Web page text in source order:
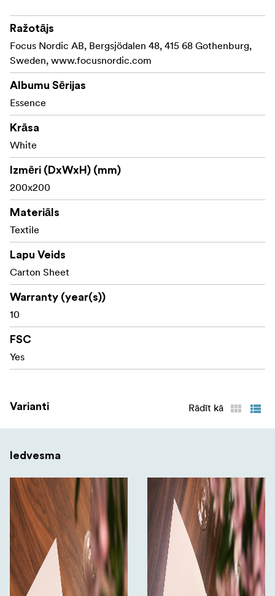
Izvelkamas kabatas, kas viegli lietojamas
Stilta ciets vāks ar pārlaicīgu, minimālisma stila
izskatu
Gers kāzām, ceļojumu atmiņām, bērnu fotogrāfijām vai
kā pārdomāta dāvana
Izgatavots no FSC® sertificētiem materiāliem, licences
kods FSC-C211920.
Ražotājs
Focus Nordic AB, Bergsjödalen 48, 415 68 Gothenburg,
Sweden, www.focusnordic.com
Albumu Sērijas
Essence
Krāsa
White
Izmēri (DxWxH) (mm)
200x200
Materiāls
Textile
Lapu Veids
Carton Sheet
Warranty (year(s))
10
FSC
Yes
Varianti Rādīt kā
Iedvesma